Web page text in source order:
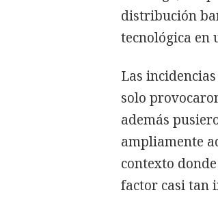
distribución
tecnológica en
Las
solo
además
ampliamente
contexto
factor casi tan